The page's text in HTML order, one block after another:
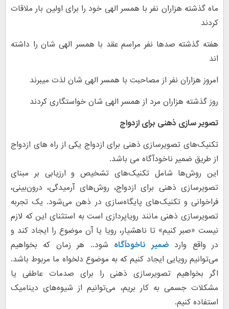
ماه گذشته هزاران نفر با همسر الهی خود را برای اولین بار ملاقات
کردند
هفته گذشته صدها نفر مراسم عقد با همسر الهی شان را داشته
اند
امروز هزاران نفر از مصاحبت با همسر الهی شان لذت میبرند
روز گذشته هزاران مرد از همسر الهی شان خواستگاری کردند
تصویر سازی ذهنی برای ازدواج
تکنیک‌های تصویرسازی ذهنی برای ازدواج یکی از راه های ازدواج
از طریق ضمیر ناخودآگاه می باشد.
این روش‌ها شامل تکنیک‌های تشخیص و ارزیابی بر مبنای
تصویرسازی ذهنی برای ازدواج، روش‌های آرمیدگی، درون‌بینی،
فراخوانی و تکنیک‌های پایگاه‌سازی در ذهن می‌شود. یک تجربه
تصویرسازی ذهنی مانند رویاپردازی است به استثنای این که لازم
نیست «صبر کنیم» تا ناهشیار، رویا یا آن موضوع را ایجاد کند و
در واقع وارد ضمیر ناخودآگاه شود.. هر زمان که بخواهیم
می‌توانیم رویایی ایجاد کنیم که به موضوع دلخواه ما مربوط باشد.
اگر بخواهیم تصویرسازی ذهنی را برای صدمات عاطفی یا
مشکلات جسمی به کار بریم، می‌توانیم از شیوه‌های دینامیک
استفاده کنیم.